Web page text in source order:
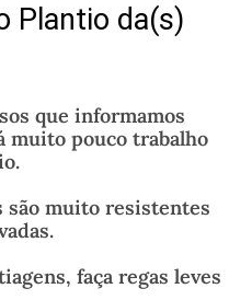
Plantio da(s)
que informamos
muito pouco trabalho
são muito resistentes
faça regas leves